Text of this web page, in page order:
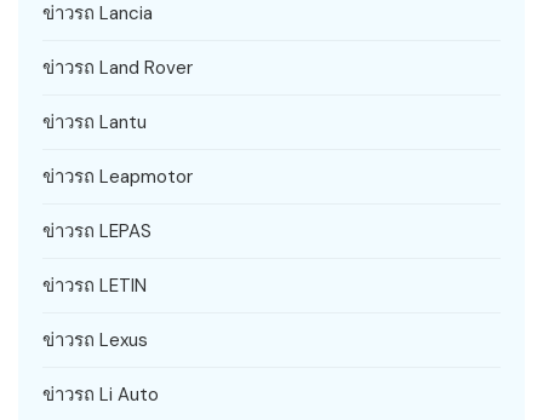
ข่าวรถ Lancia
ข่าวรถ Land Rover
ข่าวรถ Lantu
ข่าวรถ Leapmotor
ข่าวรถ LEPAS
ข่าวรถ LETIN
ข่าวรถ Lexus
ข่าวรถ Li Auto